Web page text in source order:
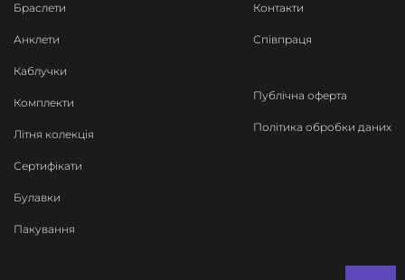
Браслети
Анклети
Каблучки
Комплекти
Літня колекція
Сертифікати
Булавки
Пакування
Контакти
Співпраця
Публічна оферта
Політика обробки даних